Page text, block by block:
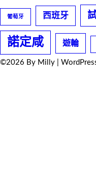
葡萄牙 西班牙
諾定咸 遊輪
©2026 By Milly |